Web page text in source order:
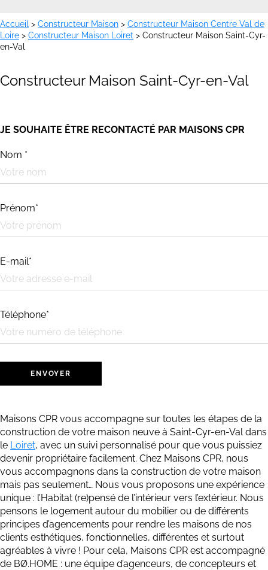
Accueil > Constructeur Maison > Constructeur Maison Centre Val de
Loire > Constructeur Maison Loiret > Constructeur Maison Saint-Cyr-
en-Val
Constructeur Maison Saint-Cyr-en-Val
JE SOUHAITE ÊTRE RECONTACTÉ PAR MAISONS CPR
Nom *
Prénom*
E-mail*
Téléphone*
Maisons CPR vous accompagne sur toutes les étapes de la
construction de votre maison neuve à Saint-Cyr-en-Val dans
le Loiret, avec un suivi personnalisé pour que vous puissiez
devenir propriétaire facilement. Chez Maisons CPR, nous
vous accompagnons dans la construction de votre maison
mais pas seulement… Nous vous proposons une expérience
unique : l’Habitat (re)pensé de l’intérieur vers l’extérieur. Nous
pensons le logement autour du mobilier ou de différents
principes d’agencements pour rendre les maisons de nos
clients esthétiques, fonctionnelles, différentes et surtout
agréables à vivre ! Pour cela, Maisons CPR est accompagné
de BØ.HOME : une équipe d’agenceurs, de concepteurs et